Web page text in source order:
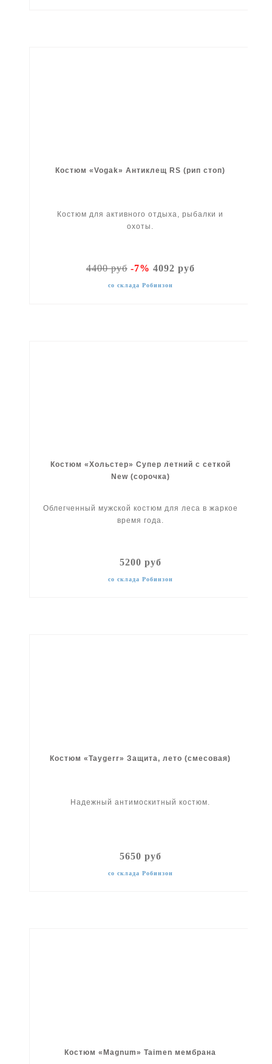
Костюм «Vogak» Антиклещ RS (рип стоп)
Костюм для активного отдыха, рыбалки и
охоты.
4400 руб-7% 4092 руб
со склада Робинзон
Костюм «Хольстер» Супер летний с сеткой
New (сорочка)
Облегченный мужской костюм для леса в жаркое
время года.
5200 руб
со склада Робинзон
Костюм «Taygerr» Защита, лето (смесовая)
Надежный антимоскитный костюм.
5650 руб
со склада Робинзон
Костюм «Magnum» Taimen мембрана